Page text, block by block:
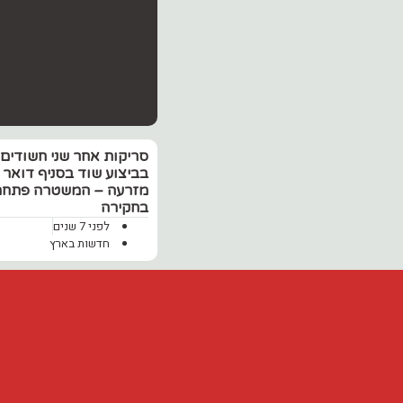
סריקות אחר שני חשודים
בביצוע שוד בסניף
מזרעה – המשטרה
בחקירה
לפני 7 שנים
חדשות בארץ